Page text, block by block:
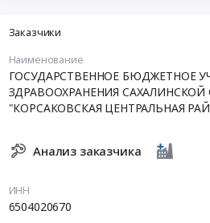
Заказчики
Наименование
ГОСУДАРСТВЕННОЕ БЮДЖЕТНОЕ
ЗДРАВООХРАНЕНИЯ САХАЛИНСКОЙ
"КОРСАКОВСКАЯ ЦЕНТРАЛЬНАЯ
Анализ заказчика
ИНН
6504020670